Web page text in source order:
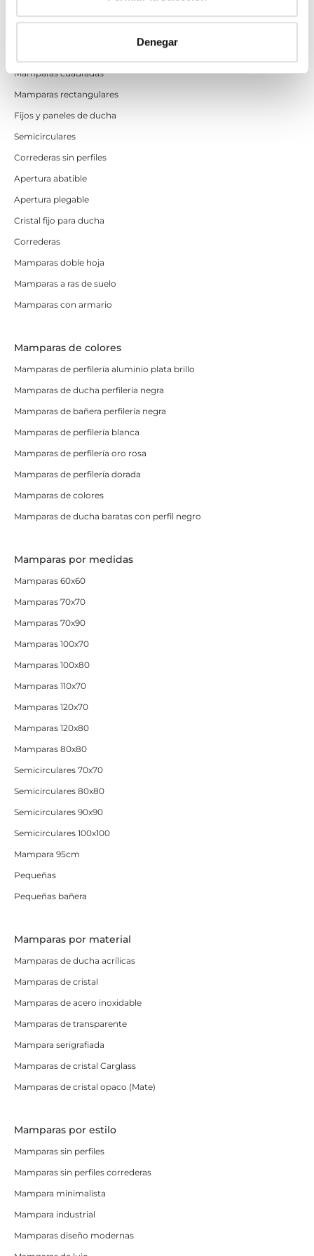
Denegar
Mamparas cuadradas
Mamparas rectangulares
Fijos y paneles de ducha
Semicirculares
Correderas sin perfiles
Apertura abatible
Apertura plegable
Cristal fijo para ducha
Correderas
Mamparas doble hoja
Mamparas a ras de suelo
Mamparas con armario
Mamparas de colores
Mamparas de perfilería aluminio plata brillo
Mamparas de ducha perfilería negra
Mamparas de bañera perfilería negra
Mamparas de perfilería blanca
Mamparas de perfilería oro rosa
Mamparas de perfilería dorada
Mamparas de colores
Mamparas de ducha baratas con perfil negro
Mamparas por medidas
Mamparas 60x60
Mamparas 70x70
Mamparas 70x90
Mamparas 100x70
Mamparas 100x80
Mamparas 110x70
Mamparas 120x70
Mamparas 120x80
Mamparas 80x80
Semicirculares 70x70
Semicirculares 80x80
Semicirculares 90x90
Semicirculares 100x100
Mampara 95cm
Pequeñas
Pequeñas bañera
Mamparas por material
Mamparas de ducha acrílicas
Mamparas de cristal
Mamparas de acero inoxidable
Mamparas de transparente
Mampara serigrafiada
Mamparas de cristal Carglass
Mamparas de cristal opaco (Mate)
Mamparas por estilo
Mamparas sin perfiles
Mamparas sin perfiles correderas
Mampara minimalista
Mampara industrial
Mamparas diseño modernas